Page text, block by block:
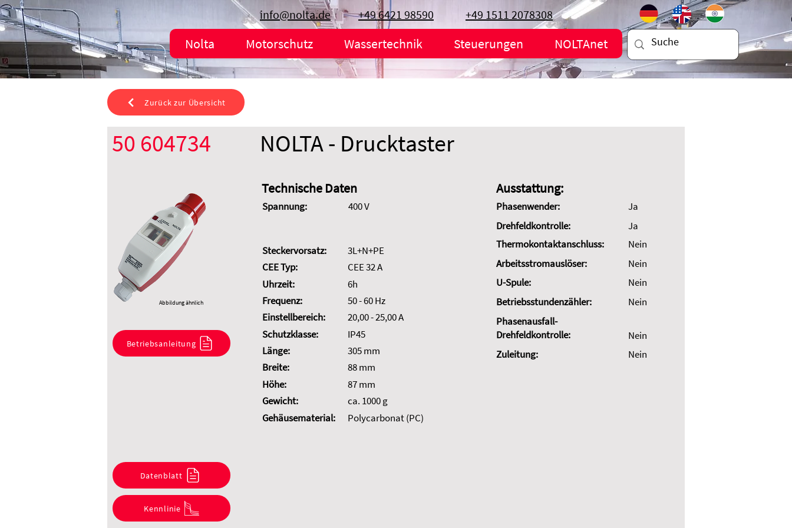
Nolta Motorschutz Wassertechnik Steuerungen NOLTAnet
info@nolta.de +49 6421 98590 +49 1511 2078308
Zurück zur Übersicht
50 604734 NOLTA - Drucktaster
Abbildung ähnlich
Betriebsanleitung
Technische Daten
Spannung:
Steckervorsatz:
CEE Typ:
Uhrzeit:
Frequenz:
Einstellbereich:
Schutzklasse:
Länge:
Breite:
Höhe:
Gewicht:
Gehäusematerial:
400 V
3L+N+PE
CEE 32 A
6h
50 - 60 Hz
20,00 - 25,00 A
IP45
305 mm
88 mm
87 mm
ca. 1000 g
Polycarbonat (PC)
Datenblatt
Ausstattung:
Phasenwender:
Ja
Drehfeldkontrolle:
Thermokontaktanschluss:
Arbeitsstromauslöser:
Ja
Nein
Nein
U-Spule:
Nein
Betriebsstundenzähler:
Nein
Phasenausfall-
Drehfeldkontrolle:
Nein
Zuleitung:
Nein
Kennlinie